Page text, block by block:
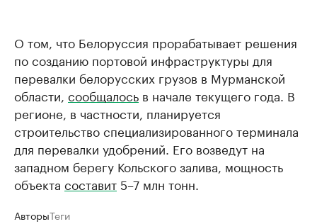
О том, что Белоруссия прорабатывает решения
по созданию портовой инфраструктуры для
перевалки белорусских грузов в Мурманской
области, сообщалось в начале текущего года. В
регионе, в частности, планируется
строительство специализированного терминала
для перевалки удобрений. Его возведут на
западном берегу Кольского залива, мощность
объекта составит 5–7 млн тонн.
АвторыТеги